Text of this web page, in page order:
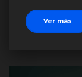
Ver más